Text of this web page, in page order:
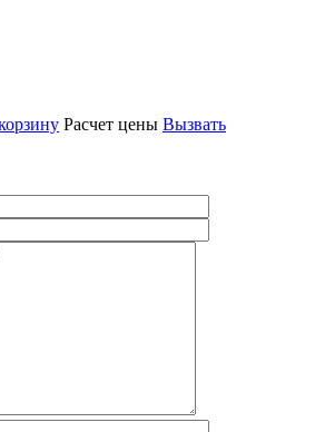
Расчет цены Вызвать